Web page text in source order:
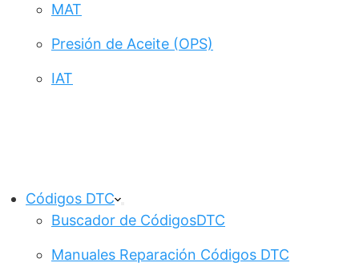
MAT
Presión de Aceite (OPS)
IAT
Códigos DTC
Buscador de CódigosDTC
Manuales Reparación Códigos DTC